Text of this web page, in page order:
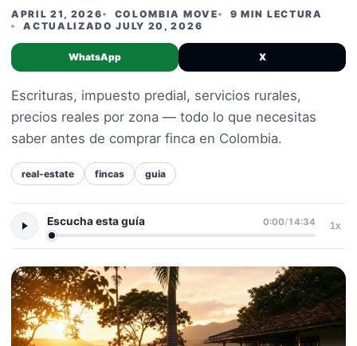
APRIL 21, 2026 COLOMBIA MOVE
9 MIN LECTURA
ACTUALIZADO JULY 20, 2026
WhatsApp X
Escrituras, impuesto predial, servicios rurales,
precios reales por zona — todo lo que necesitas
saber antes de comprar finca en Colombia.
real-estate fincas guia
Escucha esta guía 0:00/14:34 1x